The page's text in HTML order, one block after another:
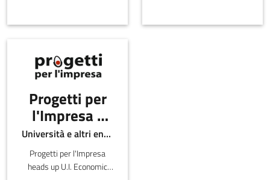
of new companies since
Progetti per
l'Impresa -
Comune di
Bologna
Università e altri enti pubblici
Progetti per l'Impresa
heads up U.I. Economic